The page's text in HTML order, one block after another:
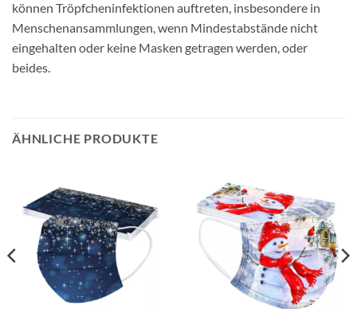
können Tröpfcheninfektionen auftreten, insbesondere in
Menschenansammlungen, wenn Mindestabstände nicht
eingehalten oder keine Masken getragen werden, oder
beides.
ÄHNLICHE PRODUKTE